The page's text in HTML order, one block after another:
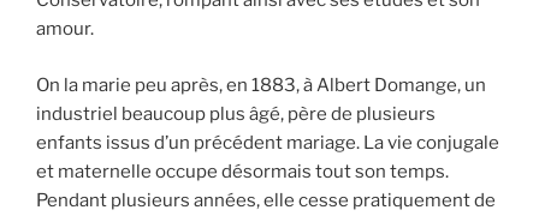
amour.
On la marie peu après, en 1883, à Albert Domange, un
industriel beaucoup plus âgé, père de plusieurs
enfants issus d’un précédent mariage. La vie conjugale
et maternelle occupe désormais tout son temps.
Pendant plusieurs années, elle cesse pratiquement de